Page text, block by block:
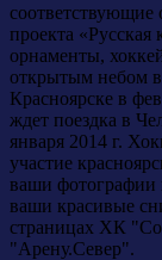
соответствующие
проекта «Русская
орнаменты,
открытым небом в
Красноярске в
ждет поездка в
января 2014 г.
участие
ваши фотографии
ваши красивые
страницах ХК
"Арену.Север".